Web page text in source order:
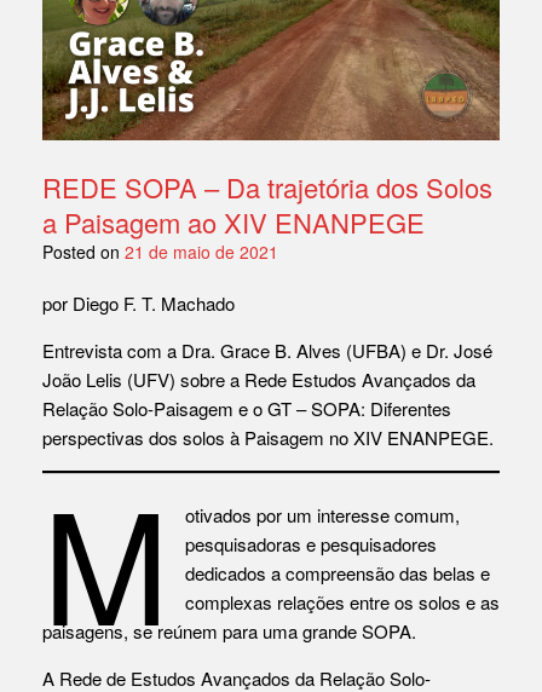
REDE SOPA – Da trajetória dos Solos
a Paisagem ao XIV ENANPEGE
Posted on 21 de maio de 2021
por Diego F. T. Machado
Entrevista com a Dra. Grace B. Alves (UFBA) e Dr. José
João Lelis (UFV) sobre a Rede Estudos Avançados da
Relação Solo-Paisagem e o GT – SOPA: Diferentes
perspectivas dos solos à Paisagem no XIV ENANPEGE.
M
otivados por um interesse comum,
pesquisadoras e pesquisadores
dedicados a compreensão das belas e
complexas relações entre os solos e as
paisagens, se reúnem para uma grande SOPA.
A Rede de Estudos Avançados da Relação Solo-